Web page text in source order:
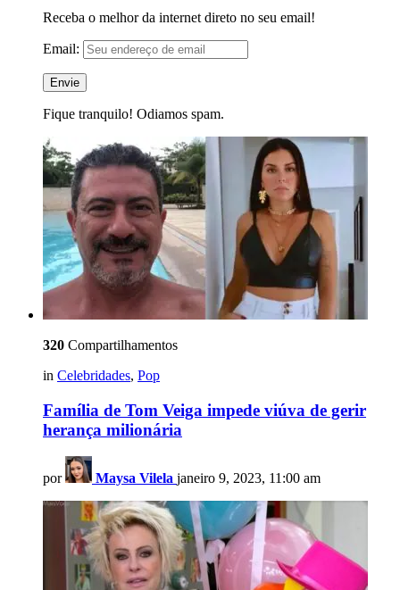
Receba o melhor da internet direto no seu email!
Email:
Fique tranquilo! Odiamos spam.
320 Compartilhamentos
in Celebridades, Pop
Família de Tom Veiga impede viúva de gerir
herança milionária
por Maysa Vilela janeiro 9, 2023, 11:00 am